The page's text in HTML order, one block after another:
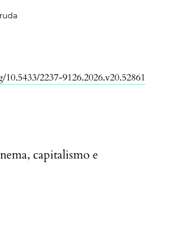
2237-9126.2026.v20.52861
capitalismo e